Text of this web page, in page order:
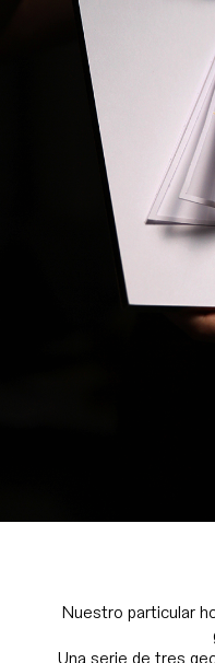
Nuestro particular
Una serie de tres